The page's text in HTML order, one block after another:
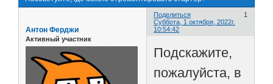
Поделиться
1
Суббота, 1 октября, 2022г.
10:54:42
Антон Ферджи
Активный участник
Подскажите,
пожалуйста, в